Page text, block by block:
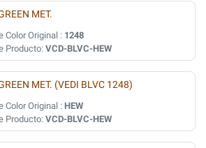
MET.
Color Original : 1248
Producto: VCD-BLVC-HEW
MET. (VEDI BLVC 1248)
Color Original : HEW
Producto: VCD-BLVC-HEW